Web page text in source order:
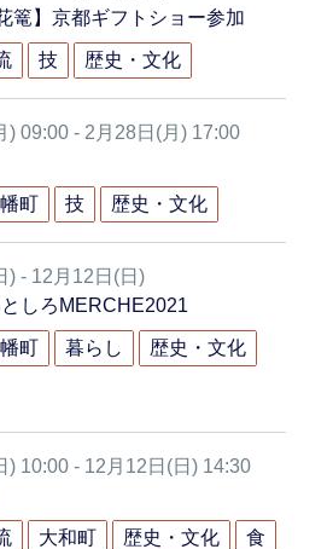
篭】京都ギフトショー参加
技 歴史・文化
) 09:00 - 2月28日(月) 17:00
町 技 歴史・文化
) - 12月12日(日)
しろMERCHE2021
町 暮らし 歴史・文化
) 10:00 - 12月12日(日) 14:30
大和町 歴史・文化 食